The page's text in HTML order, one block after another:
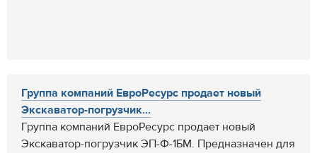
Группа компаний ЕвроРесурс продает новый
Экскаватор-погрузчик...
Группа компаний ЕвроРесурс продает новый
Экскаватор-погрузчик ЭП-Ф-1БМ. Предназначен для